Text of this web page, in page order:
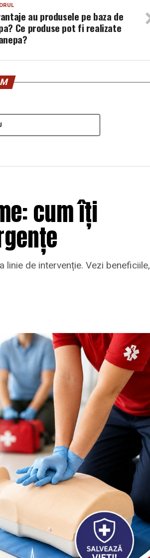
au produsele pe baza de
Ce produse pot fi realizate
cum îți
de intervenție. Vezi beneficiile,